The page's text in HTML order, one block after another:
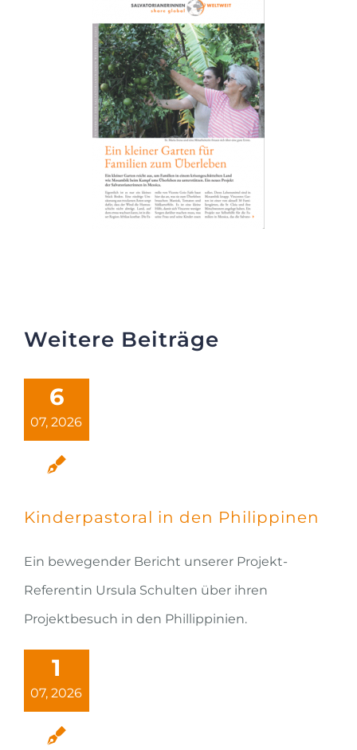
Weitere Beiträge
6
07, 2026
Kinderpastoral in den Philippinen
Ein bewegender Bericht unserer Projekt-
Referentin Ursula Schulten über ihren
Projektbesuch in den Phillippinien.
1
07, 2026